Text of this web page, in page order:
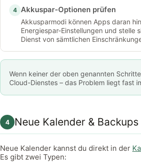
4 Akkuspar-Optionen prüfen
Akkusparmodi können Apps daran
Energiespar-Einstellungen und stelle
Dienst von sämtlichen
Wenn keiner der oben genannten
Cloud-Dienstes – das Problem liegt fast
4 Neue Kalender & Backups
Neue Kalender kannst du direkt in der
Es gibt zwei Typen: